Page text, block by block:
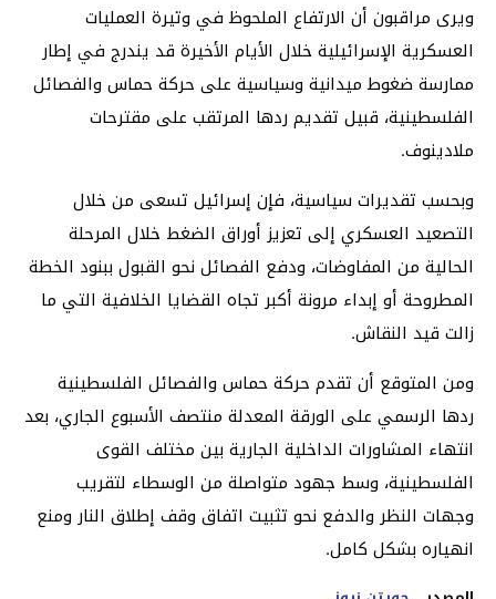
ويرى مراقبون أن الارتفاع الملحوظ في وتيرة العمليات
العسكرية الإسرائيلية خلال الأيام الأخيرة قد يندرج في إطار
ممارسة ضغوط ميدانية وسياسية على حركة حماس والفصائل
الفلسطينية، قبيل تقديم ردها المرتقب على مقترحات
ملادينوف.
وبحسب تقديرات سياسية، فإن إسرائيل تسعى من خلال
التصعيد العسكري إلى تعزيز أوراق الضغط خلال المرحلة
الحالية من المفاوضات، ودفع الفصائل نحو القبول ببنود الخطة
المطروحة أو إبداء مرونة أكبر تجاه القضايا الخلافية التي ما
زالت قيد النقاش.
ومن المتوقع أن تقدم حركة حماس والفصائل الفلسطينية
ردها الرسمي على الورقة المعدلة منتصف الأسبوع الجاري، بعد
انتهاء المشاورات الداخلية الجارية بين مختلف القوى
الفلسطينية، وسط جهود متواصلة من الوسطاء لتقريب
وجهات النظر والدفع نحو تثبيت اتفاق وقف إطلاق النار ومنع
انهياره بشكل كامل.